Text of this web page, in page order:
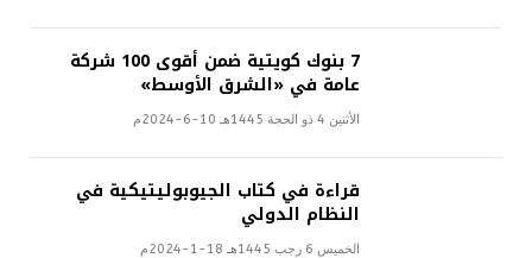
7 بنوك كويتية ضمن أقوى 100 شركة
عامة في «الشرق الأوسط»
الأثنين 4 ذو الحجة 1445هـ 10-6-2024م
قراءة في كتاب الجيوبوليتيكية في
النظام الدولي
الخميس 6 رجب 1445هـ 18-1-2024م